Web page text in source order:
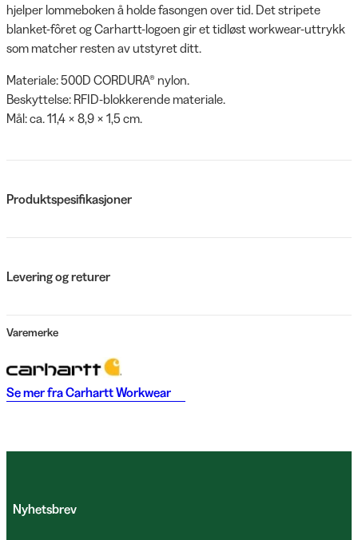
hjelper lommeboken å holde fasongen over tid. Det stripete
blanket-fôret og Carhartt-logoen gir et tidløst workwear-uttrykk
som matcher resten av utstyret ditt.
Materiale: 500D CORDURA® nylon.
Beskyttelse: RFID-blokkerende materiale.
Mål: ca. 11,4 × 8,9 × 1,5 cm.
Produktspesifikasjoner
Levering og returer
Varemerke
Se mer fraCarhartt Workwear
Nyhetsbrev